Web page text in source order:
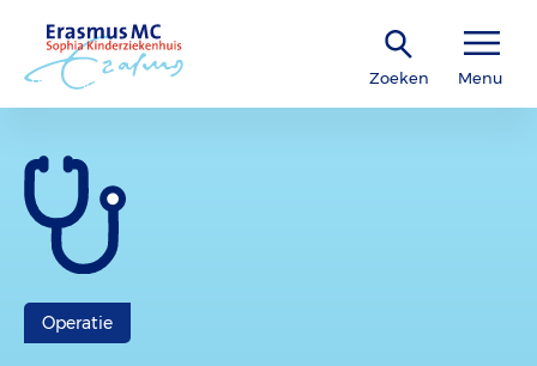
Zoeken Menu
Operatie